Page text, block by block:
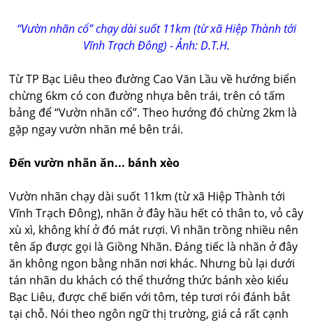
“Vườn nhãn cổ” chạy dài suốt 11km (từ xã Hiệp Thành tới
Vĩnh Trạch Đông) - Ảnh: D.T.H.
Từ TP Bạc Liêu theo đường Cao Văn Lầu về hướng biển
chừng 6km có con đường nhựa bên trái, trên có tấm
bảng để “Vườn nhãn cổ”. Theo hướng đó chừng 2km là
gặp ngay vườn nhãn mé bên trái.
Đến vườn nhãn ăn... bánh xèo
Vườn nhãn chạy dài suốt 11km (từ xã Hiệp Thành tới
Vĩnh Trạch Đông), nhãn ở đây hầu hết có thân to, vỏ cây
xù xì, không khí ở đó mát rượi. Vì nhãn trồng nhiều nên
tên ấp được gọi là Giồng Nhãn. Đáng tiếc là nhãn ở đây
ăn không ngon bằng nhãn nơi khác. Nhưng bù lại dưới
tán nhãn du khách có thể thưởng thức bánh xèo kiểu
Bạc Liêu, được chế biến với tôm, tép tươi rói đánh bắt
tại chỗ. Nói theo ngôn ngữ thị trường, giá cả rất cạnh